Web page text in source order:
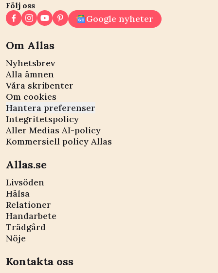
Följ oss
Google nyheter
Om Allas
Nyhetsbrev
Alla ämnen
Våra skribenter
Om cookies
Hantera preferenser
Integritetspolicy
Aller Medias AI-policy
Kommersiell policy Allas
Allas.se
Livsöden
Hälsa
Relationer
Handarbete
Trädgård
Nöje
Kontakta oss